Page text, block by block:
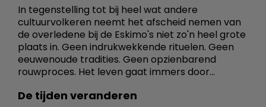
In tegenstelling tot bij heel wat andere
cultuurvolkeren neemt het afscheid nemen van
de overledene bij de Eskimo's niet zo'n heel grote
plaats in. Geen indrukwekkende rituelen. Geen
eeuwenoude tradities. Geen opzienbarend
rouwproces. Het leven gaat immers door...
De tijden veranderen